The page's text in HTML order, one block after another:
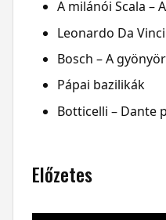
A milánói Scala –
Leonardo Da
Bosch – A
Pápai bazilikák
Botticelli – Dante
Előzetes